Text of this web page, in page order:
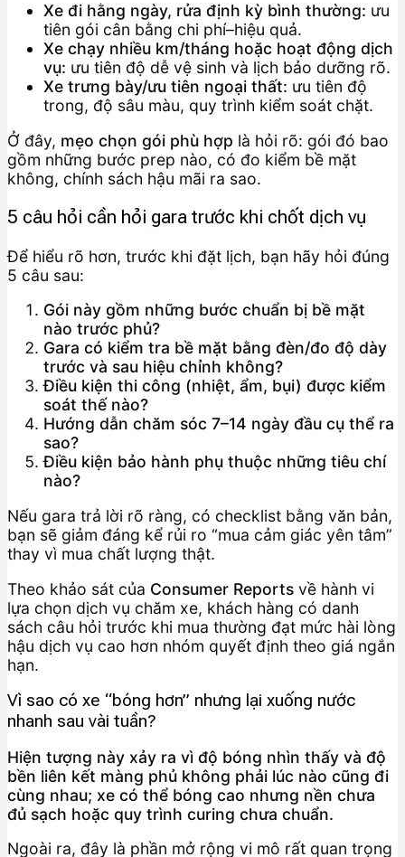
Xe đi hằng ngày, rửa định kỳ bình thường: ưu
tiên gói cân bằng chi phí–hiệu quả.
Xe chạy nhiều km/tháng hoặc hoạt động dịch
vụ: ưu tiên độ dễ vệ sinh và lịch bảo dưỡng rõ.
Xe trưng bày/ưu tiên ngoại thất: ưu tiên độ
trong, độ sâu màu, quy trình kiểm soát chặt.
Ở đây, mẹo chọn gói phù hợp là hỏi rõ: gói đó bao
gồm những bước prep nào, có đo kiểm bề mặt
không, chính sách hậu mãi ra sao.
5 câu hỏi cần hỏi gara trước khi chốt dịch vụ
Để hiểu rõ hơn, trước khi đặt lịch, bạn hãy hỏi đúng
5 câu sau:
Gói này gồm những bước chuẩn bị bề mặt
nào trước phủ?
Gara có kiểm tra bề mặt bằng đèn/đo độ dày
trước và sau hiệu chỉnh không?
Điều kiện thi công (nhiệt, ẩm, bụi) được kiểm
soát thế nào?
Hướng dẫn chăm sóc 7–14 ngày đầu cụ thể ra
sao?
Điều kiện bảo hành phụ thuộc những tiêu chí
nào?
Nếu gara trả lời rõ ràng, có checklist bằng văn bản,
bạn sẽ giảm đáng kể rủi ro “mua cảm giác yên tâm”
thay vì mua chất lượng thật.
Theo khảo sát của Consumer Reports về hành vi
lựa chọn dịch vụ chăm xe, khách hàng có danh
sách câu hỏi trước khi mua thường đạt mức hài lòng
hậu dịch vụ cao hơn nhóm quyết định theo giá ngắn
hạn.
Vì sao có xe “bóng hơn” nhưng lại xuống nước
nhanh sau vài tuần?
Hiện tượng này xảy ra vì độ bóng nhìn thấy và độ
bền liên kết màng phủ không phải lúc nào cũng đi
cùng nhau; xe có thể bóng cao nhưng nền chưa
đủ sạch hoặc quy trình curing chưa chuẩn.
Ngoài ra, đây là phần mở rộng vi mô rất quan trọng